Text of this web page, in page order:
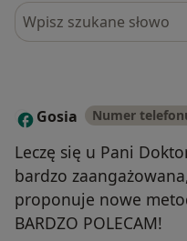
Szukaj w opiniach
G Gosia Numer
Leczę się u Pani
bardzo
proponuje nowe
BARDZO POLECAM!